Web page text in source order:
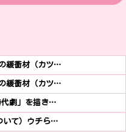
緩衝材（カツ…
緩衝材（カツ…
代劇」を描き…
いて）ウチら…